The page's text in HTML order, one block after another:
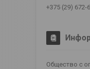
+375 (29) 672-
Общество с